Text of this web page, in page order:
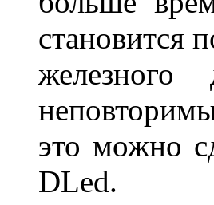
становится
железного
это можно
DLed.